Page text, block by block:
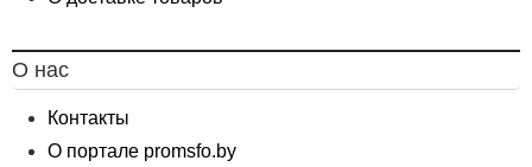
О нас
Контакты
О портале promsfo.by